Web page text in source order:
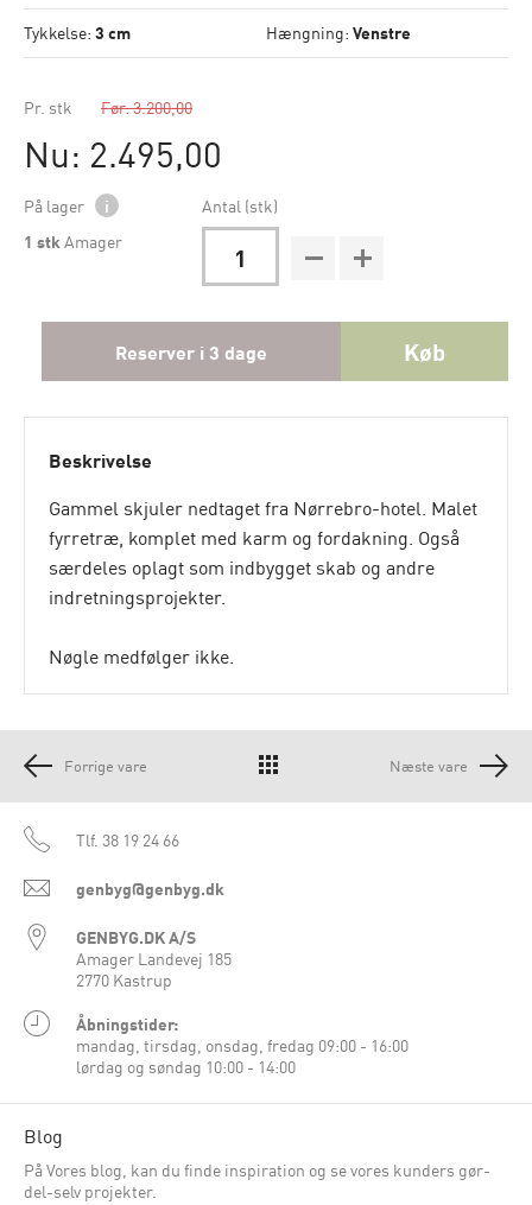
Tykkelse: 3 cm Hængning: Venstre
Pr. stk Før: 3.200,00
Nu: 2.495,00
På lager
i
1 stk Amager
Antal (stk)
Reserver i 3 dage Køb
Beskrivelse
Gammel skjuler nedtaget fra Nørrebro-hotel. Malet
fyrretræ, komplet med karm og fordakning. Også
særdeles oplagt som indbygget skab og andre
indretningsprojekter.
Nøgle medfølger ikke.
Forrige vare Næste vare
Tlf. 38 19 24 66
genbyg@genbyg.dk
GENBYG.DK A/S
Amager Landevej 185
2770 Kastrup
Åbningstider:
mandag, tirsdag, onsdag, fredag 09:00 - 16:00
lørdag og søndag 10:00 - 14:00
Blog
På Vores blog, kan du finde inspiration og se vores kunders gør-
del-selv projekter.